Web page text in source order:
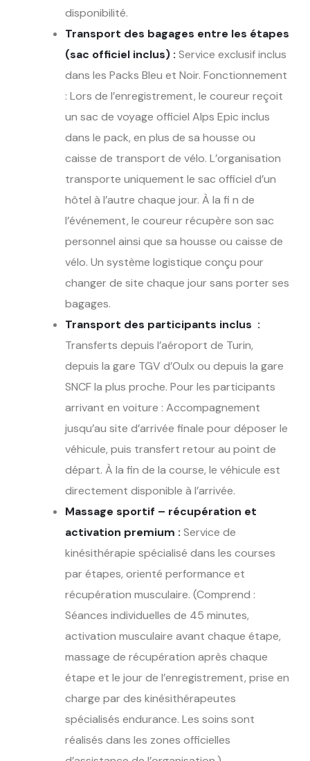
disponibilité.
Transport des bagages entre les étapes
(sac officiel inclus) : Service exclusif inclus
dans les Packs Bleu et Noir. Fonctionnement
: Lors de l’enregistrement, le coureur reçoit
un sac de voyage officiel Alps Epic inclus
dans le pack, en plus de sa housse ou
caisse de transport de vélo. L’organisation
transporte uniquement le sac officiel d’un
hôtel à l’autre chaque jour. À la fi n de
l’événement, le coureur récupère son sac
personnel ainsi que sa housse ou caisse de
vélo. Un système logistique conçu pour
changer de site chaque jour sans porter ses
bagages.
Transport des participants inclus :
Transferts depuis l’aéroport de Turin,
depuis la gare TGV d’Oulx ou depuis la gare
SNCF la plus proche. Pour les participants
arrivant en voiture : Accompagnement
jusqu’au site d’arrivée finale pour déposer le
véhicule, puis transfert retour au point de
départ. À la fin de la course, le véhicule est
directement disponible à l’arrivée.
Massage sportif – récupération et
activation premium : Service de
kinésithérapie spécialisé dans les courses
par étapes, orienté performance et
récupération musculaire. (Comprend :
Séances individuelles de 45 minutes,
activation musculaire avant chaque étape,
massage de récupération après chaque
étape et le jour de l’enregistrement, prise en
charge par des kinésithérapeutes
spécialisés endurance. Les soins sont
réalisés dans les zones officielles